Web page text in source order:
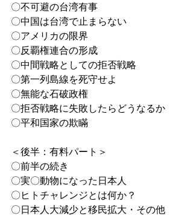
〇不可避の台湾有事
〇中国は台湾で止まらない
〇アメリカの限界
〇反覇権連合の形成
〇中間戦略としての拒否戦略
〇第一列島線を死守せよ
〇無能な石破政権
〇拒否戦略に失敗したらどうなるか
〇平和国家の欺瞞
＜後半：有料パート＞
〇前半の続き
〇実〇動物になった日本人
〇ヒトチャレンジとは何か？
〇日本人大減少と移民拡大・その他